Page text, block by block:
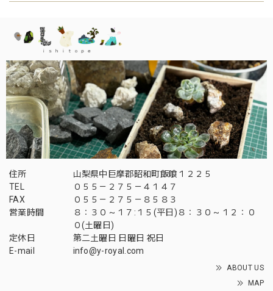
住所
山梨県中巨摩郡昭和町飯喰１２２５
TEL
０５５－２７５－４１４７
FAX
０５５－２７５－８５８３
営業時間
８：３０～１７:１５(平日)８：３０～１２：０
０(土曜日)
定休日
第二土曜日 日曜日 祝日
E-mail
info@y-royal.com
ABOUT US
MAP